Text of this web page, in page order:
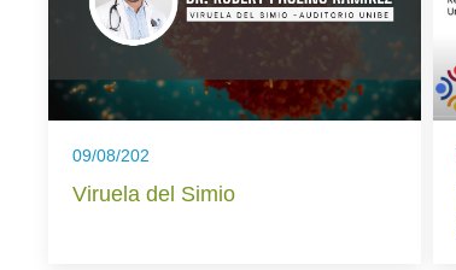
09/08/202
Viruela del Simio